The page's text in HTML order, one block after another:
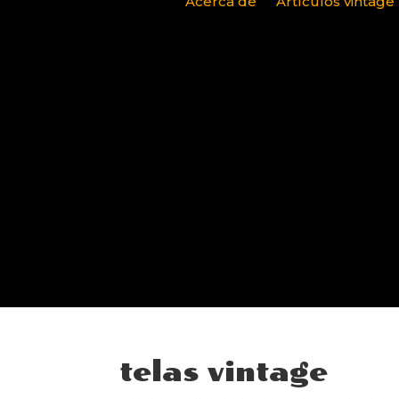
telas vintage